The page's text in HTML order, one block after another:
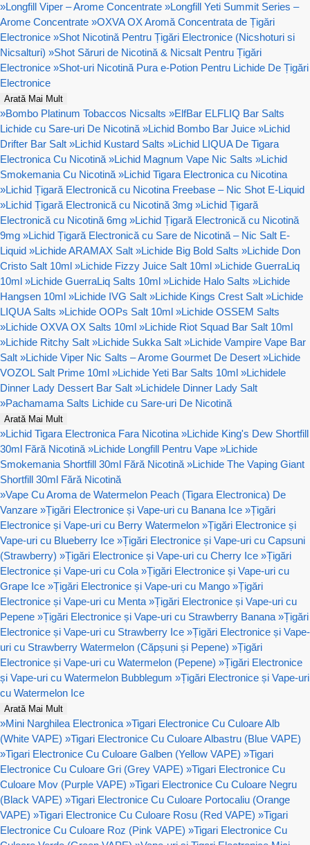
»Longfill Viper – Arome Concentrate »Longfill Yeti Summit Series –
Arome Concentrate »OXVA OX Aromă Concentrata de Țigări
Electronice »Shot Nicotină Pentru Țigări Electronice (Nicshoturi si
Nicsalturi) »Shot Săruri de Nicotină & Nicsalt Pentru Țigări
Electronice »Shot-uri Nicotină Pura e-Potion Pentru Lichide De Țigări
Electronice
Arată Mai Mult
»Bombo Platinum Tobaccos Nicsalts »ElfBar ELFLIQ Bar Salts
Lichide cu Sare-uri De Nicotină »Lichid Bombo Bar Juice »Lichid
Drifter Bar Salt »Lichid Kustard Salts »Lichid LIQUA De Tigara
Electronica Cu Nicotină »Lichid Magnum Vape Nic Salts »Lichid
Smokemania Cu Nicotină »Lichid Tigara Electronica cu Nicotina
»Lichid Țigară Electronică cu Nicotina Freebase – Nic Shot E-Liquid
»Lichid Țigară Electronică cu Nicotină 3mg »Lichid Țigară
Electronică cu Nicotină 6mg »Lichid Țigară Electronică cu Nicotină
9mg »Lichid Țigară Electronică cu Sare de Nicotină – Nic Salt E-
Liquid »Lichide ARAMAX Salt »Lichide Big Bold Salts »Lichide Don
Cristo Salt 10ml »Lichide Fizzy Juice Salt 10ml »Lichide GuerraLiq
10ml »Lichide GuerraLiq Salts 10ml »Lichide Halo Salts »Lichide
Hangsen 10ml »Lichide IVG Salt »Lichide Kings Crest Salt »Lichide
LIQUA Salts »Lichide OOPs Salt 10ml »Lichide OSSEM Salts
»Lichide OXVA OX Salts 10ml »Lichide Riot Squad Bar Salt 10ml
»Lichide Ritchy Salt »Lichide Sukka Salt »Lichide Vampire Vape Bar
Salt »Lichide Viper Nic Salts – Arome Gourmet De Desert »Lichide
VOZOL Salt Prime 10ml »Lichide Yeti Bar Salts 10ml »Lichidele
Dinner Lady Dessert Bar Salt »Lichidele Dinner Lady Salt
»Pachamama Salts Lichide cu Sare-uri De Nicotină
Arată Mai Mult
»Lichid Tigara Electronica Fara Nicotina »Lichide King's Dew Shortfill
30ml Fără Nicotină »Lichide Longfill Pentru Vape »Lichide
Smokemania Shortfill 30ml Fără Nicotină »Lichide The Vaping Giant
Shortfill 30ml Fără Nicotină
»Vape Cu Aroma de Watermelon Peach (Tigara Electronica) De
Vanzare »Țigări Electronice și Vape-uri cu Banana Ice »Țigări
Electronice și Vape-uri cu Berry Watermelon »Țigări Electronice și
Vape-uri cu Blueberry Ice »Țigări Electronice și Vape-uri cu Capsuni
(Strawberry) »Țigări Electronice și Vape-uri cu Cherry Ice »Țigări
Electronice și Vape-uri cu Cola »Țigări Electronice și Vape-uri cu
Grape Ice »Țigări Electronice și Vape-uri cu Mango »Țigări
Electronice și Vape-uri cu Menta »Țigări Electronice și Vape-uri cu
Pepene »Țigări Electronice și Vape-uri cu Strawberry Banana »Țigări
Electronice și Vape-uri cu Strawberry Ice »Țigări Electronice și Vape-
uri cu Strawberry Watermelon (Căpșuni și Pepene) »Țigări
Electronice și Vape-uri cu Watermelon (Pepene) »Țigări Electronice
și Vape-uri cu Watermelon Bubblegum »Țigări Electronice și Vape-uri
cu Watermelon Ice
Arată Mai Mult
»Mini Narghilea Electronica »Tigari Electronice Cu Culoare Alb
(White VAPE) »Tigari Electronice Cu Culoare Albastru (Blue VAPE)
»Tigari Electronice Cu Culoare Galben (Yellow VAPE) »Tigari
Electronice Cu Culoare Gri (Grey VAPE) »Tigari Electronice Cu
Culoare Mov (Purple VAPE) »Tigari Electronice Cu Culoare Negru
(Black VAPE) »Tigari Electronice Cu Culoare Portocaliu (Orange
VAPE) »Tigari Electronice Cu Culoare Rosu (Red VAPE) »Tigari
Electronice Cu Culoare Roz (Pink VAPE) »Tigari Electronice Cu